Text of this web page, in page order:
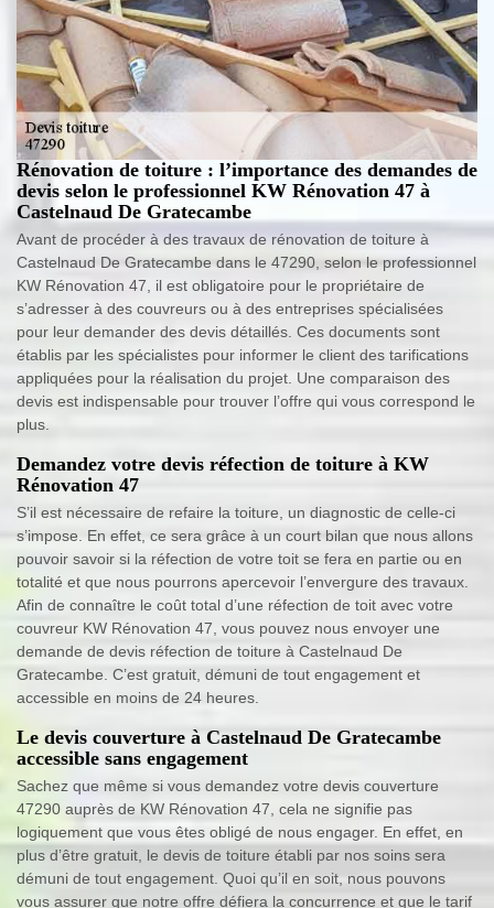
Rénovation de toiture : l’importance des demandes de
devis selon le professionnel KW Rénovation 47 à
Castelnaud De Gratecambe
Avant de procéder à des travaux de rénovation de toiture à
Castelnaud De Gratecambe dans le 47290, selon le professionnel
KW Rénovation 47, il est obligatoire pour le propriétaire de
s’adresser à des couvreurs ou à des entreprises spécialisées
pour leur demander des devis détaillés. Ces documents sont
établis par les spécialistes pour informer le client des tarifications
appliquées pour la réalisation du projet. Une comparaison des
devis est indispensable pour trouver l’offre qui vous correspond le
plus.
Demandez votre devis réfection de toiture à KW
Rénovation 47
S’il est nécessaire de refaire la toiture, un diagnostic de celle-ci
s’impose. En effet, ce sera grâce à un court bilan que nous allons
pouvoir savoir si la réfection de votre toit se fera en partie ou en
totalité et que nous pourrons apercevoir l’envergure des travaux.
Afin de connaître le coût total d’une réfection de toit avec votre
couvreur KW Rénovation 47, vous pouvez nous envoyer une
demande de devis réfection de toiture à Castelnaud De
Gratecambe. C’est gratuit, démuni de tout engagement et
accessible en moins de 24 heures.
Le devis couverture à Castelnaud De Gratecambe
accessible sans engagement
Sachez que même si vous demandez votre devis couverture
47290 auprès de KW Rénovation 47, cela ne signifie pas
logiquement que vous êtes obligé de nous engager. En effet, en
plus d’être gratuit, le devis de toiture établi par nos soins sera
démuni de tout engagement. Quoi qu’il en soit, nous pouvons
vous assurer que notre offre défiera la concurrence et que le tarif